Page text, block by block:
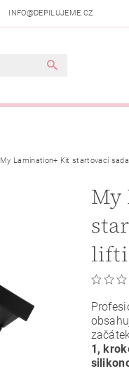
INFO@DEPILUJEME.CZ
My Lamination+ Kit startovací
My
1,